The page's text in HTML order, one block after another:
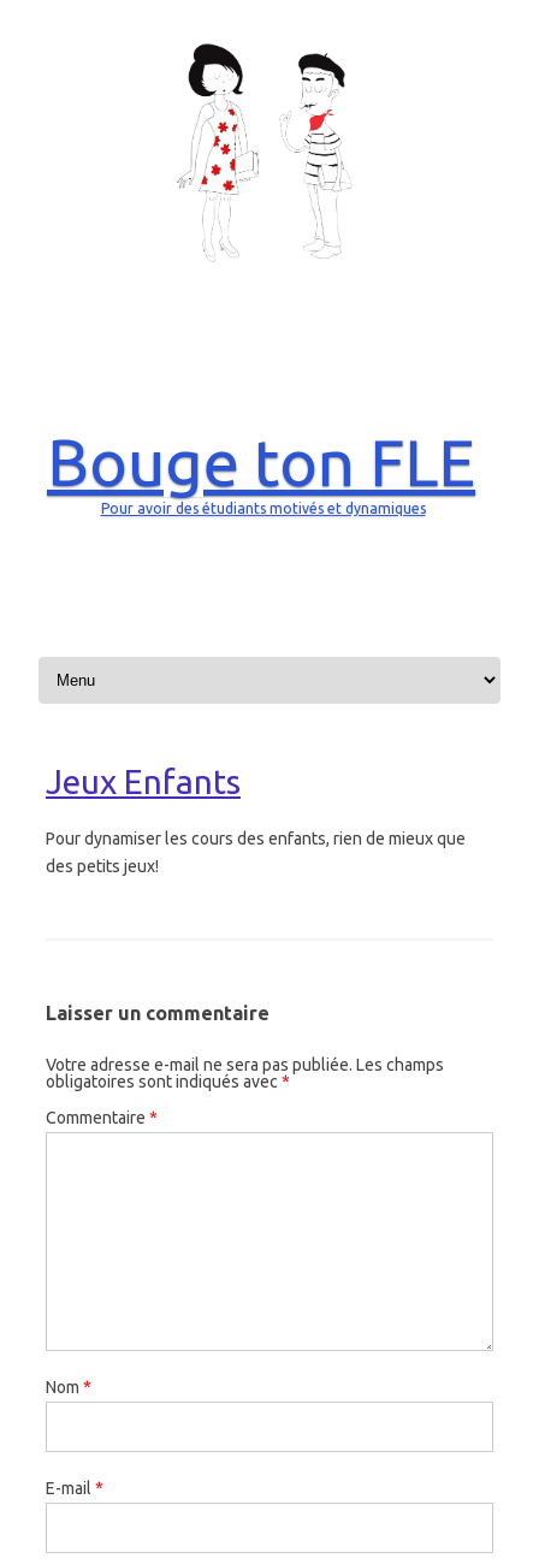
Bouge ton FLE
Pour avoir des étudiants motivés et dynamiques
Aller au contenu
Jeux Enfants
Pour dynamiser les cours des enfants, rien de mieux que
des petits jeux!
Laisser un commentaire
Votre adresse e-mail ne sera pas publiée. Les champs
obligatoires sont indiqués avec *
Commentaire *
Nom *
E-mail *